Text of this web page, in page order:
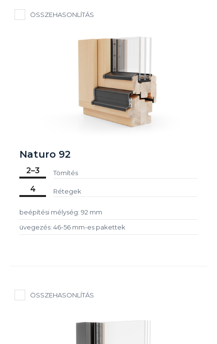
ÖSSZEHASONLÍTÁS
Naturo 92
2–3 Tömítés
4 Rétegek
beépítési mélység: 92 mm
üvegezés: 46-56 mm-es pakettek
ÖSSZEHASONLÍTÁS